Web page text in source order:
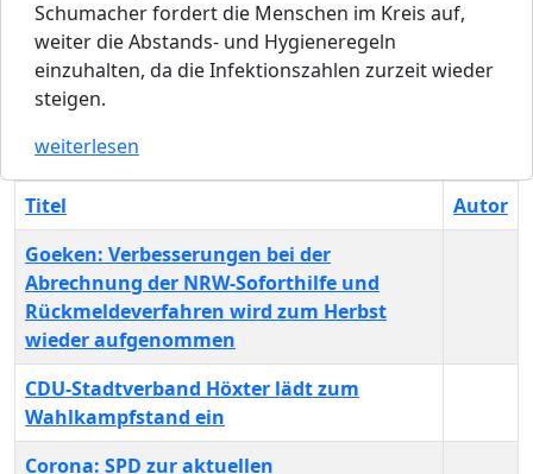
Schumacher fordert die Menschen im Kreis auf,
weiter die Abstands- und Hygieneregeln
einzuhalten, da die Infektionszahlen zurzeit wieder
steigen.
weiterlesen
Titel
Autor
Goeken: Verbesserungen bei der
Abrechnung der NRW-Soforthilfe und
Rückmeldeverfahren wird zum Herbst
wieder aufgenommen
CDU-Stadtverband Höxter lädt zum
Wahlkampfstand ein
Corona: SPD zur aktuellen